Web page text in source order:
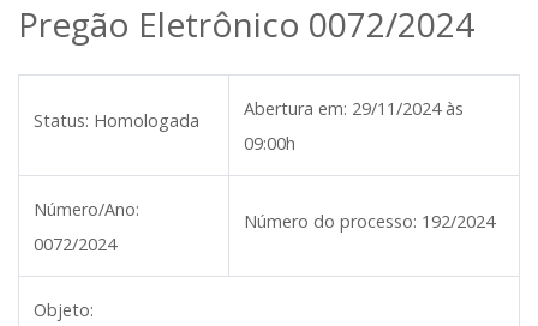
Pregão Eletrônico 0072/2024
Status: Homologada
Abertura em: 29/11/2024 às
09:00h
Número/Ano:
0072/2024
Número do processo: 192/2024
Objeto: